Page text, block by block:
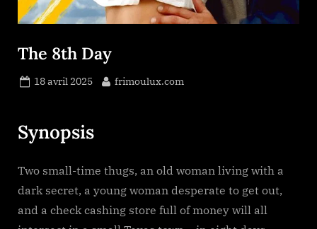
The 8th Day
Posted
18 avril 2025 By
frimoulux.com
Synopsis
Two small-time thugs, an old woman living with a
dark secret, a young woman desperate to get out,
and a check cashing store full of money will all